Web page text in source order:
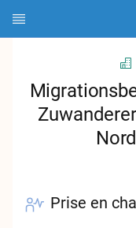
À propos de HEDI
Chercher des contacts
Prise en